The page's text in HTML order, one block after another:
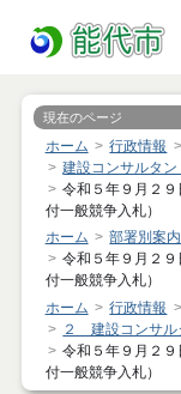
現在のページ
ホーム 行政情報
建設コンサルタ
令和５年９月２
付一般競争入札）
ホーム
部署別案内
令和５年９月２
付一般競争入札）
ホーム
行政情報
２ 建設コンサル
令和５年９月２
付一般競争入札）